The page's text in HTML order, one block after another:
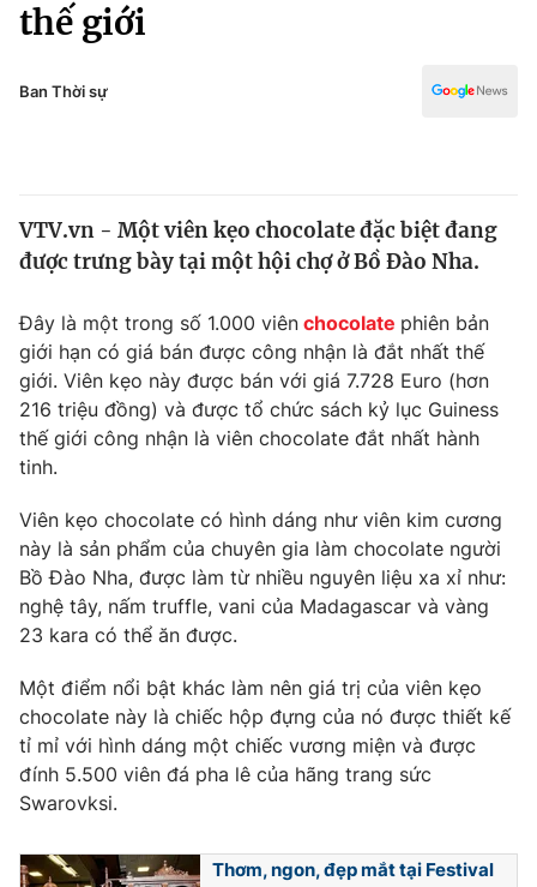
Xã hội
Pháp luật
Thế giới
Thế giới đó đây
Câu chuyện quốc tế
Kinh tế
Tài chính
Thị trường
Góc doanh nghiệp
Dữ liệu và đời sống
Truyền hình
Hậu trường
Nhân vật
Khán giả
Giải sao mai
Giải trí
Điện ảnh
Âm nhạc
Đời sống
Du lịch
Làm đẹp
Chất lượng cuộc sống
Tuyển sinh
Học trực tuyến
Công nghệ
Hitech Công nghệ tương lai
Thị trường
Giao lưu trực tuyến
Lịch phát sóng
Văn hóa - Giải trí
Y tế
Công nghệ
thế giới
Ban Thời sự
VTV.vn - Một viên kẹo chocolate đặc biệt đang
được trưng bày tại một hội chợ ở Bồ Đào Nha.
Đây là một trong số 1.000 viên chocolate phiên bản
giới hạn có giá bán được công nhận là đắt nhất thế
giới. Viên kẹo này được bán với giá 7.728 Euro (hơn
216 triệu đồng) và được tổ chức sách kỷ lục Guiness
thế giới công nhận là viên chocolate đắt nhất hành
tinh.
Viên kẹo chocolate có hình dáng như viên kim cương
này là sản phẩm của chuyên gia làm chocolate người
Bồ Đào Nha, được làm từ nhiều nguyên liệu xa xỉ như:
nghệ tây, nấm truffle, vani của Madagascar và vàng
23 kara có thể ăn được.
Một điểm nổi bật khác làm nên giá trị của viên kẹo
chocolate này là chiếc hộp đựng của nó được thiết kế
tỉ mỉ với hình dáng một chiếc vương miện và được
đính 5.500 viên đá pha lê của hãng trang sức
Swarovksi.
Thơm, ngon, đẹp mắt tại Festival